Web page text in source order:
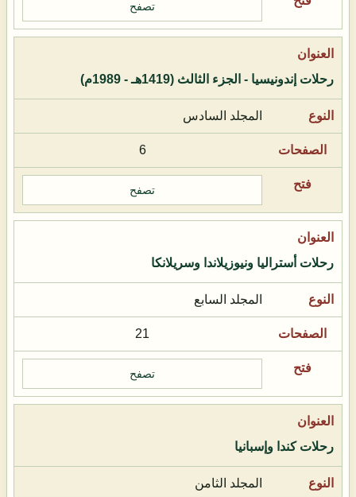
تصفح
رحلات إندونيسيا - الجزء الثالث (1419هـ - 1989م)
المجلد السادس
6
تصفح
رحلات أستراليا ونيوزيلاندا وسريلانكا
المجلد السابع
21
تصفح
رحلات كندا وإسبانيا
المجلد الثامن